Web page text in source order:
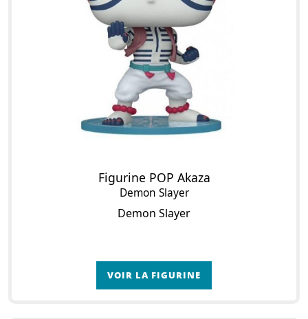
Figurine POP Akaza
Demon Slayer
Demon Slayer
VOIR LA FIGURINE